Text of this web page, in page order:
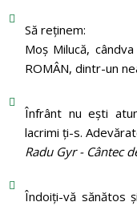
Să reținem:
Moș Milucă,
ROMÂN, dintr-un
Înfrânt nu ești
lacrimi ți-s.
Radu Gyr - Cântec
Îndoiți-vă sănătos